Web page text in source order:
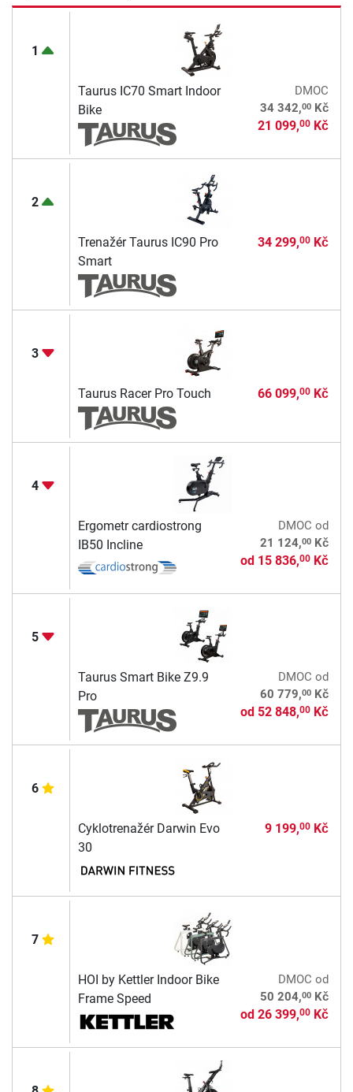
1
Taurus IC70 Smart Indoor
Bike
DMOC
34 342,00Kč
21 099,00Kč
2
Trenažér Taurus IC90 Pro
Smart
34 299,00Kč
3
Taurus Racer Pro Touch 66 099,00Kč
4
Ergometr cardiostrong
IB50 Incline
DMOC od
21 124,00Kč
od 15 836,00Kč
5
Taurus Smart Bike Z9.9
Pro
DMOC od
60 779,00Kč
od 52 848,00Kč
6
Cyklotrenažér Darwin Evo
30
9 199,00Kč
7
HOI by Kettler Indoor Bike
Frame Speed
DMOC od
50 204,00Kč
od 26 399,00Kč